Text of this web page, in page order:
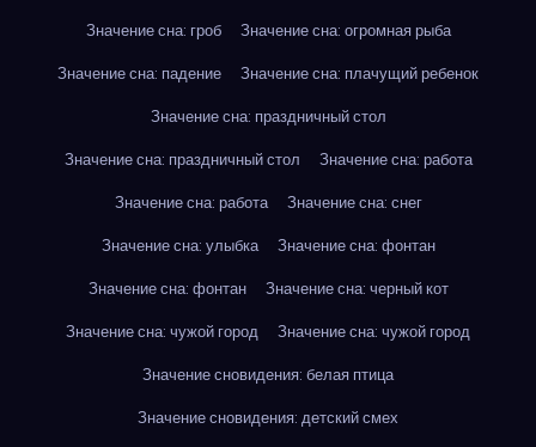
Значение сна: гроб
Значение сна: огромная рыба
Значение сна: падение
Значение сна: плачущий ребенок
Значение сна: праздничный стол
Значение сна: праздничный стол
Значение сна: работа
Значение сна: работа
Значение сна: снег
Значение сна: улыбка
Значение сна: фонтан
Значение сна: фонтан
Значение сна: черный кот
Значение сна: чужой город
Значение сна: чужой город
Значение сновидения: белая птица
Значение сновидения: детский смех